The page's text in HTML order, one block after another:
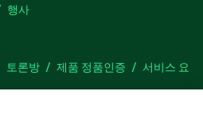
행사
토론방 제품 정품인증
서비스 요